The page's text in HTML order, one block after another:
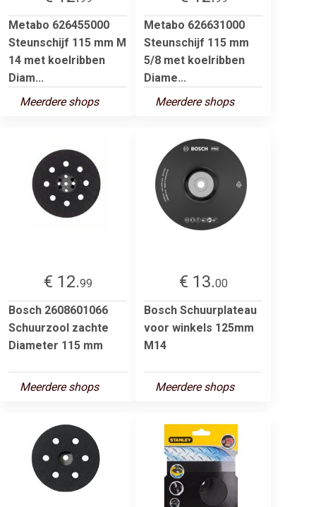
Metabo 626455000
Steunschijf 115 mm M
14 met koelribben
Diam...
Meerdere shops
Metabo 626631000
Steunschijf 115 mm
5/8 met koelribben
Diame...
Meerdere shops
€ 12.99
Bosch 2608601066
Schuurzool zachte
Diameter 115 mm
Meerdere shops
€ 13.00
Bosch Schuurplateau
voor winkels 125mm
M14
Meerdere shops